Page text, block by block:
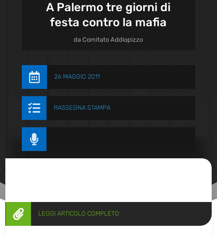
A Palermo tre giorni di
festa contro la mafia
daComitato Addiopizzo
 26 MAGGIO 2011
 RASSEGNA STAMPA

 LEGGI ARTICOLO COMPLETO